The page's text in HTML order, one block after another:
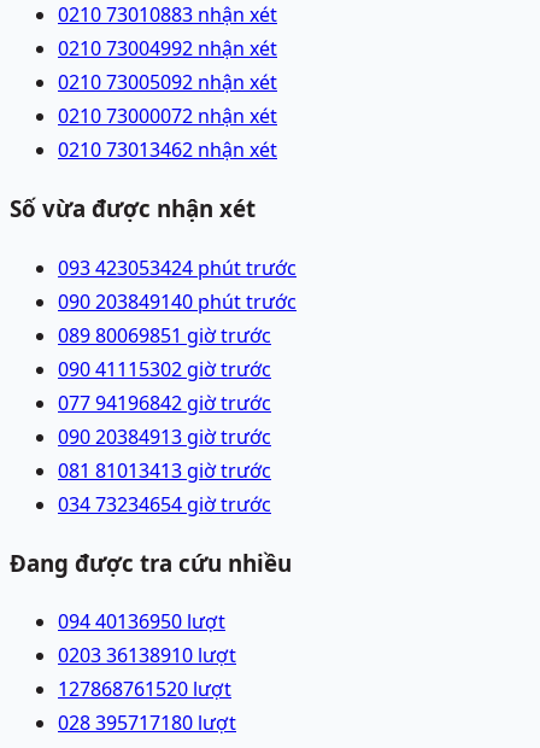
0210 73010883 nhận xét
0210 73004992 nhận xét
0210 73005092 nhận xét
0210 73000072 nhận xét
0210 73013462 nhận xét
Số vừa được nhận xét
093 423053424 phút trước
090 203849140 phút trước
089 80069851 giờ trước
090 41115302 giờ trước
077 94196842 giờ trước
090 20384913 giờ trước
081 81013413 giờ trước
034 73234654 giờ trước
Đang được tra cứu nhiều
094 40136950 lượt
0203 36138910 lượt
127868761520 lượt
028 395717180 lượt